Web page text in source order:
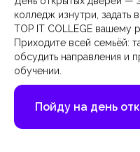
колледж изнутри, задать
TOP IT COLLEGE вашему
Приходите всей семьёй:
обсудить направления и
обучении.
Пойду на день